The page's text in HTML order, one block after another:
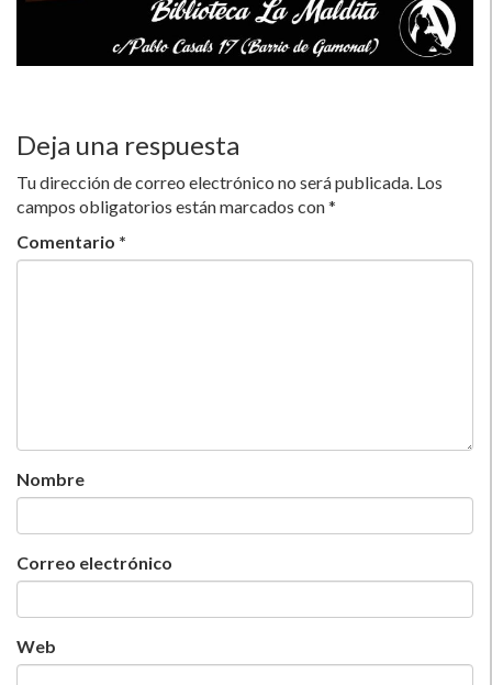
Deja una respuesta
Tu dirección de correo electrónico no será publicada. Los
campos obligatorios están marcados con*
Comentario *
Nombre
Correo electrónico
Web